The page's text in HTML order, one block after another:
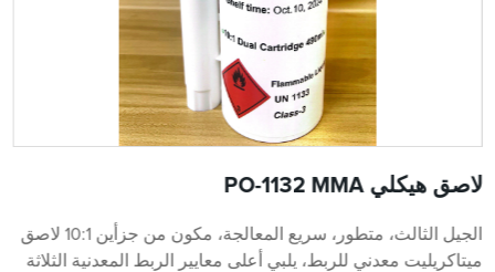
لاصق هيكلي PO-1132 MMA
الجيل الثالث، متطور، سريع المعالجة، مكون من جزأين 10:1 لاصق
ميتاكريليت معدني للربط، يلبي أعلى معايير الربط المعدنية الثلاثة